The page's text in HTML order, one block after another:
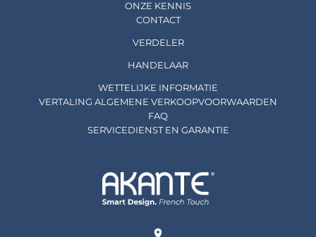
ONZE KENNIS
CONTACT
VERDELER
HANDELAAR
WETTELIJKE INFORMATIE
VERTALING ALGEMENE VERKOOPVOORWAARDEN
FAQ
SERVICEDIENST EN GARANTIE